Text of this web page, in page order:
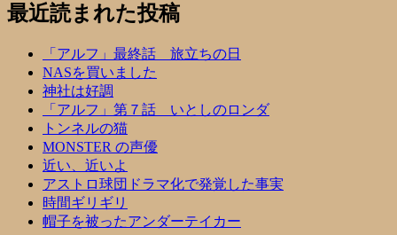
最近読まれた投稿
「アルフ」最終話 旅立ちの日
NASを買いました
神社は好調
「アルフ」第７話 いとしのロンダ
トンネルの猫
MONSTER の声優
近い、近いよ
アストロ球団ドラマ化で発覚した事実
時間ギリギリ
帽子を被ったアンダーテイカー